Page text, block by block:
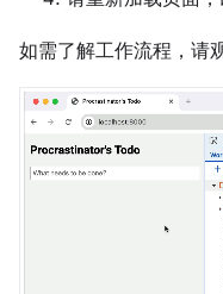
如需了解工作流程，请